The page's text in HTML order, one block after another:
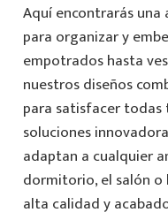
Aquí encontrarás
para organizar y
empotrados hasta
nuestros diseños
para satisfacer todas
soluciones
adaptan a cualquier
dormitorio, el salón o
alta calidad y